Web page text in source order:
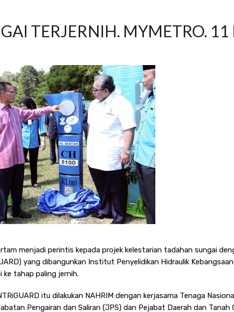
TERJERNIH. MYMETRO.
menjadi perintis kepada projek kelestarian tadahan sungai
yang dibangunkan Institut Penyelidikan Hidraulik
ke tahap paling jernih.
itu dilakukan NAHRIM dengan kerjasama Tenaga
Pengairan dan Saliran (JPS) dan Pejabat Daerah dan Tanah